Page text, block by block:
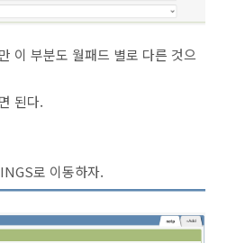
이 부분도 월패드 별로 다른 것으
된다.
로 이동하자.